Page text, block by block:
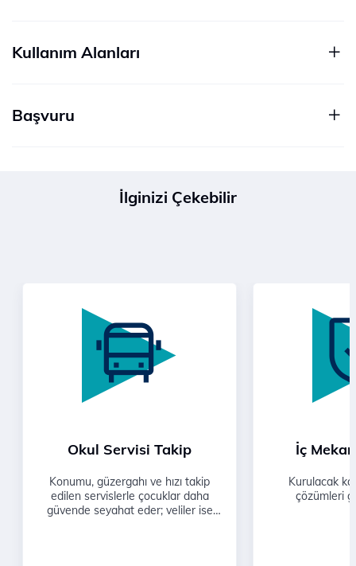
Kullanım Alanları
Başvuru
İlginizi Çekebilir
Okul Servisi Takip
Konumu, güzergahı ve hızı takip
edilen servislerle çocuklar daha
güvende seyahat eder; veliler ise
İç
Kurulacak
çözümleri